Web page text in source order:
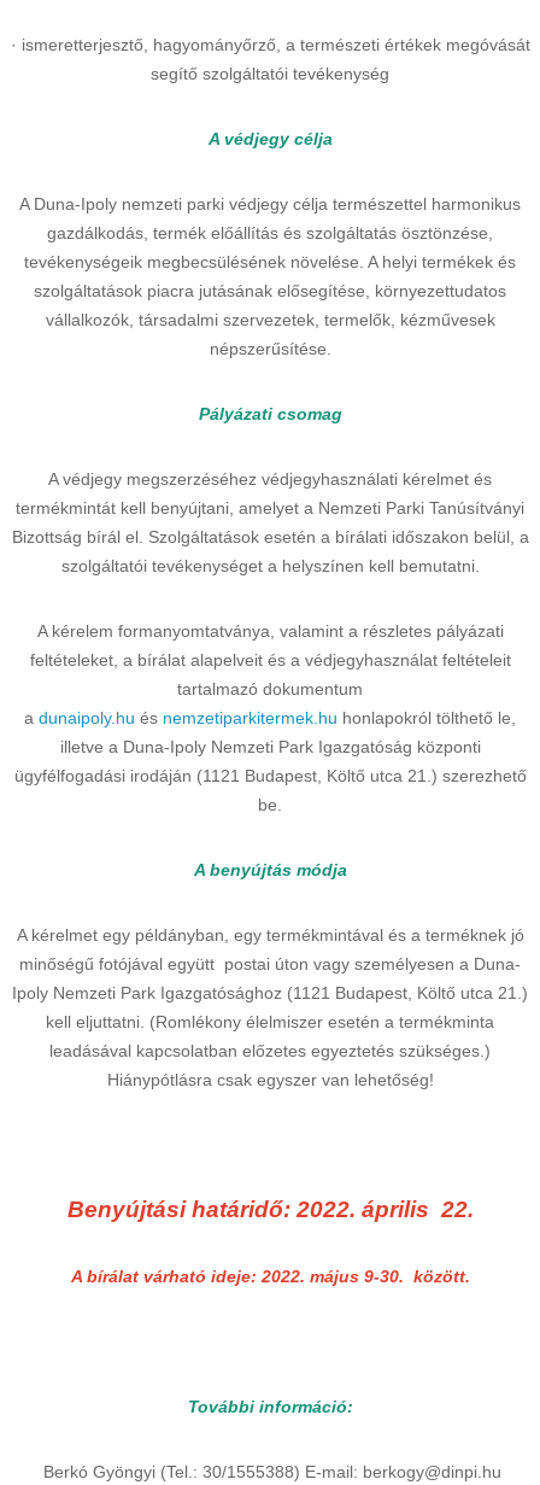
· ismeretterjesztő, hagyományőrző, a természeti értékek megóvását
segítő szolgáltatói tevékenység
A védjegy célja
A Duna-Ipoly nemzeti parki védjegy célja természettel harmonikus
gazdálkodás, termék előállítás és szolgáltatás ösztönzése,
tevékenységeik megbecsülésének növelése. A helyi termékek és
szolgáltatások piacra jutásának elősegítése, környezettudatos
vállalkozók, társadalmi szervezetek, termelők, kézművesek
népszerűsítése.
Pályázati csomag
A védjegy megszerzéséhez védjegyhasználati kérelmet és
termékmintát kell benyújtani, amelyet a Nemzeti Parki Tanúsítványi
Bizottság bírál el. Szolgáltatások esetén a bírálati időszakon belül, a
szolgáltatói tevékenységet a helyszínen kell bemutatni.
A kérelem formanyomtatványa, valamint a részletes pályázati
feltételeket, a bírálat alapelveit és a védjegyhasználat feltételeit
tartalmazó dokumentum
a dunaipoly.hu és nemzetiparkitermek.hu honlapokról tölthető le,
illetve a Duna-Ipoly Nemzeti Park Igazgatóság központi
ügyfélfogadási irodáján (1121 Budapest, Költő utca 21.) szerezhető
be.
A benyújtás módja
A kérelmet egy példányban, egy termékmintával és a terméknek jó
minőségű fotójával együtt postai úton vagy személyesen a Duna-
Ipoly Nemzeti Park Igazgatósághoz (1121 Budapest, Költő utca 21.)
kell eljuttatni. (Romlékony élelmiszer esetén a termékminta
leadásával kapcsolatban előzetes egyeztetés szükséges.)
Hiánypótlásra csak egyszer van lehetőség!
Benyújtási határidő: 2022. április 22.
A bírálat várható ideje: 2022. május 9-30. között.
További információ:
Berkó Gyöngyi (Tel.: 30/1555388) E-mail: berkogy@dinpi.hu